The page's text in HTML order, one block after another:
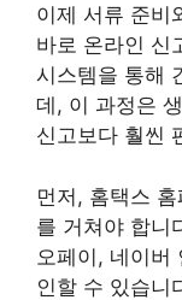
이제 서류 준비
바로 온라인 신
시스템을 통해
데, 이 과정은
신고보다 훨씬
먼저, 홈택스
를 거쳐야 합니
오페이, 네이버
인할 수 있습니